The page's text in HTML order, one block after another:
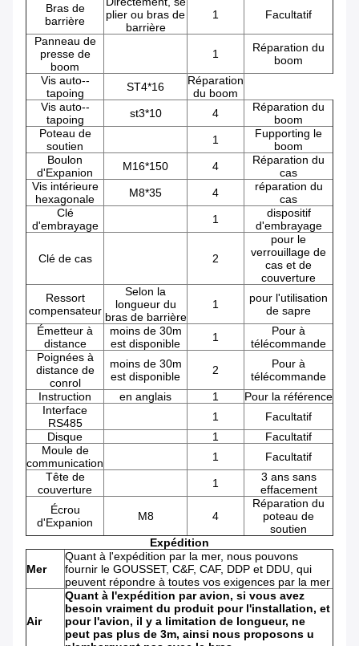
Bras de
barrière
plier ou bras de
barrière
1 Facultatif
Panneau de
presse de
boom
1
Réparation du
boom
Vis auto--
tapoing
ST4*16
Réparation
du boom
Vis auto--
tapoing
st3*10 4
Réparation du
boom
Poteau de
soutien
1
Fupporting le
boom
Boulon
d'Expanion
M16*150 4
Réparation du
cas
Vis intérieure
hexagonale
M8*35 4
réparation du
cas
Clé
d'embrayage
1
dispositif
d'embrayage
Clé de cas 2
pour le
verrouillage de
cas et de
couverture
Ressort
compensateur
Selon la
longueur du
bras de barrière
1
pour l'utilisation
de sapre
Émetteur à
distance
moins de 30m
est disponible
1
Pour à
télécommande
Poignées à
distance de
conrol
moins de 30m
est disponible
2
Pour à
télécommande
Instruction
en anglais 1
Pour la référence
Interface
RS485
1
Facultatif
Disque
1
Facultatif
Moule de
communication
1
Facultatif
Tête de
couverture
1
3 ans sans
effacement
Écrou
d'Expanion
M8 4
Réparation du
poteau de
soutien
Expédition
Mer
Quant à l'expédition par la mer, nous pouvons
fournir le GOUSSET, C&F, CAF, DDP et DDU, qui
peuvent répondre à toutes vos exigences par la mer
Air
Quant à l'expédition par avion, si vous avez
besoin vraiment du produit pour l'installation, et
pour l'avion, il y a limitation de longueur, ne
peut pas plus de 3m, ainsi nous proposons u